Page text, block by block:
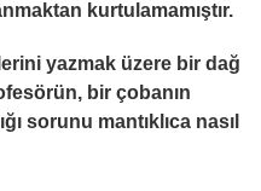
kurtulamamıştır.
yazmak üzere bir dağ
bir çobanın
sorunu mantıklıca nasıl